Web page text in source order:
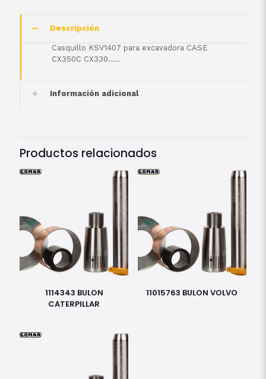
Descripción
Casquillo KSV1407 para excavadora CASE
CX350C CX330…..
Información adicional
Productos relacionados
1114343 BULON
CATERPILLAR
11015763 BULON VOLVO